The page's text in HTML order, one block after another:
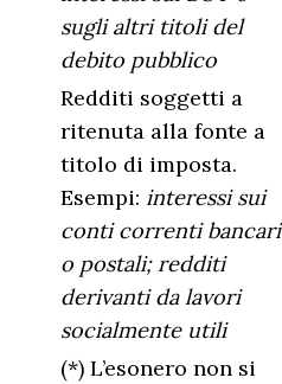
sugli altri titoli del
debito pubblico
Redditi soggetti a
ritenuta alla fonte a
titolo di imposta.
Esempi: interessi sui
conti correnti bancari
o postali; redditi
derivanti da lavori
socialmente utili
(*) L’esonero non si